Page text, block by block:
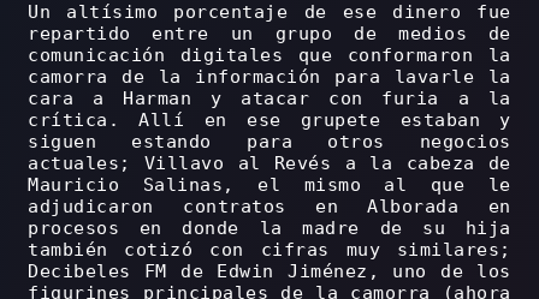
Un altísimo porcentaje de ese dinero fue
repartido entre un grupo de medios de
comunicación digitales que conformaron la
camorra de la información para lavarle la
cara a Harman y atacar con furia a la
crítica. Allí en ese grupete estaban y
siguen estando para otros negocios
actuales; Villavo al Revés a la cabeza de
Mauricio Salinas, el mismo al que le
adjudicaron contratos en Alborada en
procesos en donde la madre de su hija
también cotizó con cifras muy similares;
Decibeles FM de Edwin Jiménez, uno de los
figurines principales de la camorra (ahora